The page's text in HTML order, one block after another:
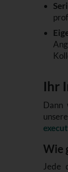
Ihr
Dann
Wie
Jede